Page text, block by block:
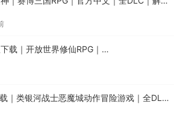
载｜开放世界修仙RPG｜
｜类银河战士恶魔城动作冒险游戏｜全DLC